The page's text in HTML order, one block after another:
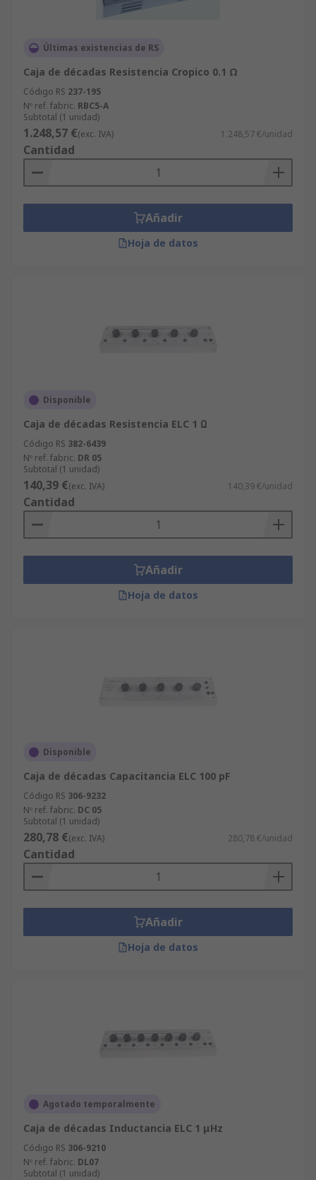
Últimas existencias de RS
Caja de décadas Resistencia Cropico 0.1 Ω
Código RS 237-195
Nº ref. fabric. RBC5-A
Subtotal (1 unidad)
1.248,57 €(exc. IVA) 1.248,57 €/unidad
Cantidad
Añadir
Hoja de datos
Disponible
Caja de décadas Resistencia ELC 1 Ω
Código RS 382-6439
Nº ref. fabric. DR 05
Subtotal (1 unidad)
140,39 €(exc. IVA) 140,39 €/unidad
Cantidad
Añadir
Hoja de datos
Disponible
Caja de décadas Capacitancia ELC 100 pF
Código RS 306-9232
Nº ref. fabric. DC 05
Subtotal (1 unidad)
280,78 €(exc. IVA) 280,78 €/unidad
Cantidad
Añadir
Hoja de datos
Agotado temporalmente
Caja de décadas Inductancia ELC 1 μHz
Código RS 306-9210
Nº ref. fabric. DL07
Subtotal (1 unidad)